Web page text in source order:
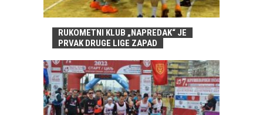
RUKOMETNI KLUB „NAPREDAK“ JE
PRVAK DRUGE LIGE ZAPAD